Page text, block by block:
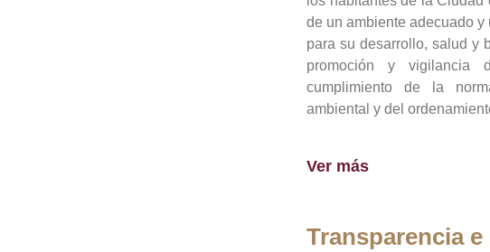
de un ambiente adecuado y
para su desarrollo, salud y
promoción y vigilancia
cumplimiento de la
ambiental y del
Ver más
Transparencia